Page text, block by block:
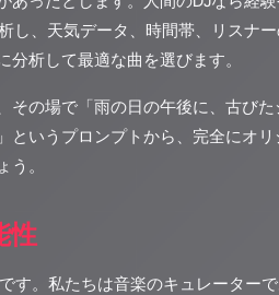
し、天気データ、時間帯、リスナ
析して最適な曲を選びます。
その場で「雨の日の午後に、古び
というプロンプトから、完全にオ
。
性
す。私たちは音楽のキュレーター